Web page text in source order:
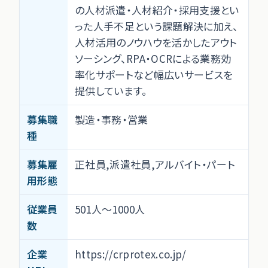
の人材派遣・人材紹介・採用支援とい
った人手不足という課題解決に加え、
人材活用のノウハウを活かしたアウト
ソーシング、RPA・OCRによる業務効
率化サポートなど幅広いサービスを
提供しています。
募集職
種
製造・事務・営業
募集雇
用形態
正社員,派遣社員,アルバイト・パート
従業員
数
501人～1000人
企業
https://crprotex.co.jp/